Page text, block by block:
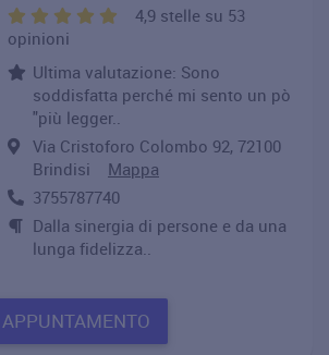
4,9 stelle su 53
opinioni
Ultima valutazione: Sono
soddisfatta perché mi sento un pò
"più legger..
Via Cristoforo Colombo 92, 72100
Brindisi Mappa
3755787740
Dalla sinergia di persone e da una
lunga fidelizza..